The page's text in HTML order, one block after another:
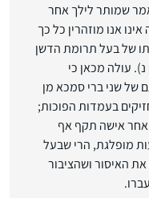
שמותר לילך אחר
אנו מוזהרין כל כך
של בעל תרומת הדשן
עולה מכאן כי
של שני ברי סמכא מן
בעמדות הפוכות;
אחר אישה תקף אף
מופלגת, הרי שבעל
את האיסור ושהציבור